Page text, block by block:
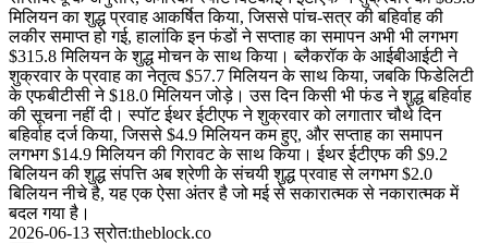
मिलियन का शुद्ध प्रवाह आकर्षित किया, जिससे पांच-सत्र की बहिर्वाह की
लकीर समाप्त हो गई, हालांकि इन फंडों ने सप्ताह का समापन अभी भी लगभग
$315.8 मिलियन के शुद्ध मोचन के साथ किया। ब्लैकरॉक के आईबीआईटी ने
शुक्रवार के प्रवाह का नेतृत्व $57.7 मिलियन के साथ किया, जबकि फिडेलिटी
के एफबीटीसी ने $18.0 मिलियन जोड़े। उस दिन किसी भी फंड ने शुद्ध बहिर्वाह
की सूचना नहीं दी। स्पॉट ईथर ईटीएफ ने शुक्रवार को लगातार चौथे दिन
बहिर्वाह दर्ज किया, जिससे $4.9 मिलियन कम हुए, और सप्ताह का समापन
लगभग $14.9 मिलियन की गिरावट के साथ किया। ईथर ईटीएफ की $9.2
बिलियन की शुद्ध संपत्ति अब श्रेणी के संचयी शुद्ध प्रवाह से लगभग $2.0
बिलियन नीचे है, यह एक ऐसा अंतर है जो मई से सकारात्मक से नकारात्मक में
बदल गया है।
2026-06-13 स्रोत:theblock.co